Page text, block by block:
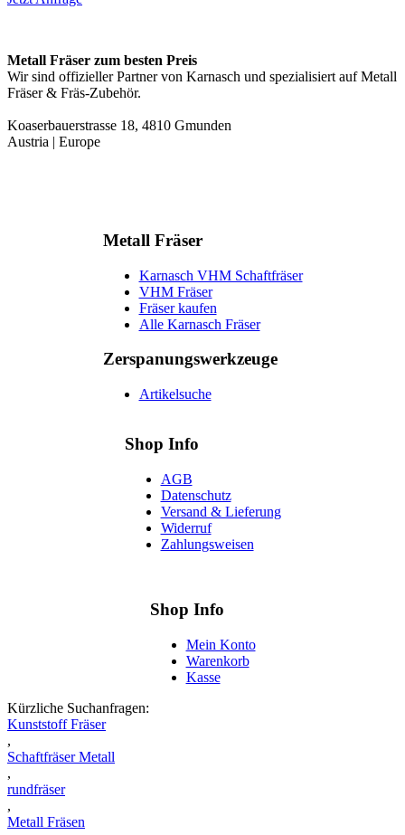
Metall Fräser zum besten Preis
Wir sind offizieller Partner von Karnasch und spezialisiert auf Metall
Fräser & Fräs-Zubehör.
Koaserbauerstrasse 18, 4810 Gmunden
Austria | Europe
Metall Fräser
Karnasch VHM Schaftfräser
VHM Fräser
Fräser kaufen
Alle Karnasch Fräser
Zerspanungs­werkzeuge
Artikelsuche
Shop Info
AGB
Datenschutz
Versand & Lieferung
Widerruf
Zahlungsweisen
Shop Info
Mein Konto
Warenkorb
Kasse
Kürzliche Suchanfragen:
Kunststoff Fräser
,
Schaftfräser Metall
,
rundfräser
,
Metall Fräsen